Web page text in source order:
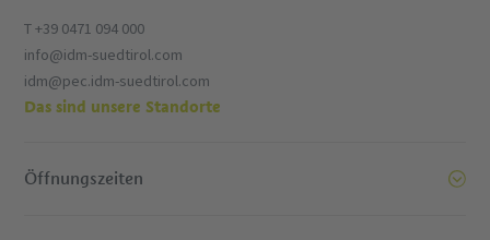
T +39 0471 094 000
info@idm-suedtirol.com
idm@pec.idm-suedtirol.com
Das sind unsere Standorte
Öffnungszeiten